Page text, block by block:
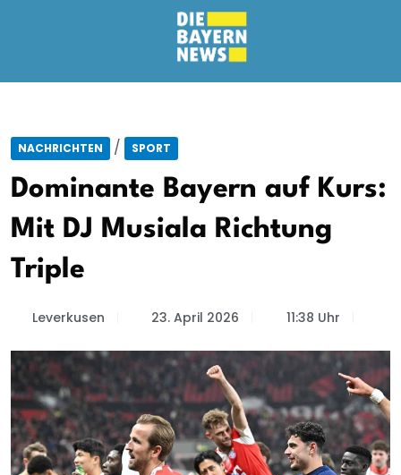
NACHRICHTEN / SPORT
Dominante Bayern auf Kurs:
Mit DJ Musiala Richtung
Triple
Leverkusen 23. April 2026 11:38 Uhr